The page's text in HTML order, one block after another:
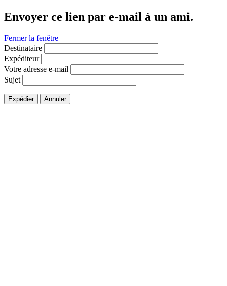
Envoyer ce lien par e-mail à un ami.
Fermer la fenêtre
Destinataire
Expéditeur
Votre adresse e-mail
Sujet
Expédier Annuler